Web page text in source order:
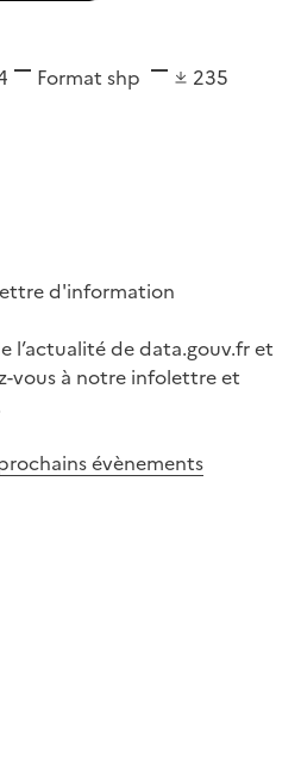
Format shp
235
d'information
l’actualité de data.gouv.fr et
vous à notre infolettre et
évènements